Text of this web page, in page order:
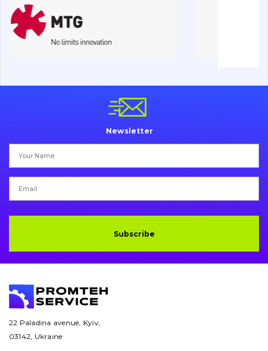
Cutting edges and blades
Bucket and adapters shrouds
Transmission
Chassis frame and bodyshell
Drilling equipment
Electrical system
написати
Newsletter
Subscribe
22 Paladina avenue, Kyiv,
03142, Ukraine